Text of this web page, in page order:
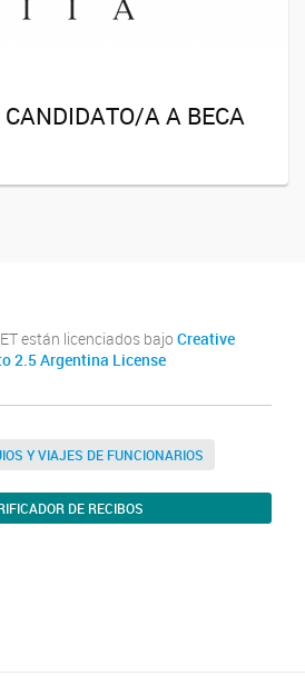
CANDIDATO/A A BECA
están licenciados bajo Creative
2.5 Argentina License
Y VIAJES DE FUNCIONARIOS
DE RECIBOS